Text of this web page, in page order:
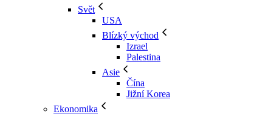
Svět
USA
Blízký východ
Izrael
Palestina
Asie
Čína
Jižní Korea
Ekonomika